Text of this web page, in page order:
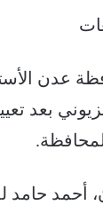
عدن
بعد
أحمد حامد